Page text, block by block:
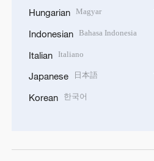
Hungarian Magyar
Indonesian Bahasa Indonesia
Italian Italiano
Japanese 日本語
Korean 한국어